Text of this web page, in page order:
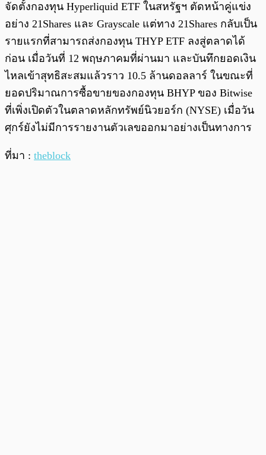
จัดตั้งกองทุน Hyperliquid ETF ในสหรัฐฯ ตัดหน้าคู่แข่ง
อย่าง 21Shares และ Grayscale แต่ทาง 21Shares กลับเป็น
รายแรกที่สามารถส่งกองทุน THYP ETF ลงสู่ตลาดได้
ก่อน เมื่อวันที่ 12 พฤษภาคมที่ผ่านมา และบันทึกยอดเงิน
ไหลเข้าสุทธิสะสมแล้วราว 10.5 ล้านดอลลาร์ ในขณะที่
ยอดปริมาณการซื้อขายของกองทุน BHYP ของ Bitwise
ที่เพิ่งเปิดตัวในตลาดหลักทรัพย์นิวยอร์ก (NYSE) เมื่อวัน
ศุกร์ยังไม่มีการรายงานตัวเลขออกมาอย่างเป็นทางการ
ที่มา : theblock